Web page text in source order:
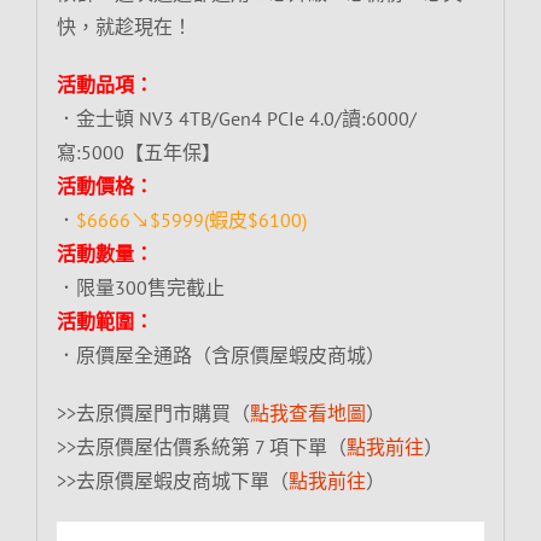
快，就趁現在！
活動品項：
．金士頓 NV3 4TB/Gen4 PCIe 4.0/讀:6000/
寫:5000【五年保】
活動價格：
． $6666↘$5999(蝦皮$6100)
活動數量：
．限量300售完截止
活動範圍：
．原價屋全通路（含原價屋蝦皮商城）
>>去原價屋門市購買（點我查看地圖）
>>去原價屋估價系統第 7 項下單（點我前往）
>>去原價屋蝦皮商城下單（點我前往）